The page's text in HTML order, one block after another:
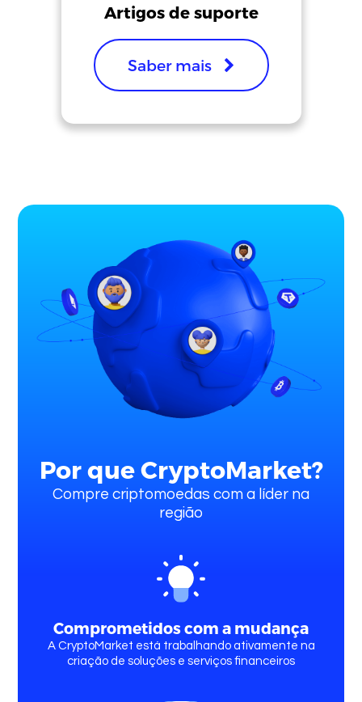
Idioma
Entrar
Artigos de suporte
Saber mais
Por que CryptoMarket?
Compre criptomoedas com a líder na
região
Comprometidos com a mudança
A CryptoMarket está trabalhando ativamente na
criação de soluções e serviços financeiros